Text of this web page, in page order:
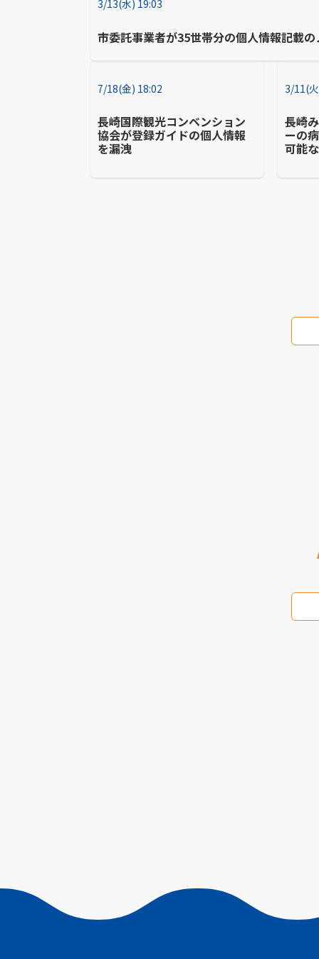
3/13(水) 19:03
市委託事業者が35世帯分の個人情報記
7/18(金) 18:02
長崎国際観光コンベンション
協会が登録ガイドの個人情報
を漏洩
3/11(
長崎
ーの
可能